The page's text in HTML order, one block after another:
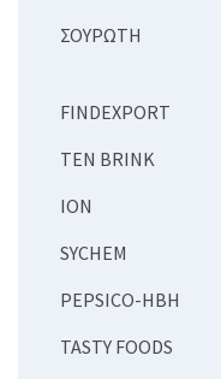
ΣΟΥΡΩΤΗ
FINDEXPORT
ΤΕΝ BRINK
ION
SYCHEM
PEPSICO-HBH
TASTY FOODS